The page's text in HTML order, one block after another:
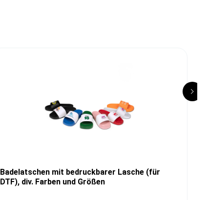
Badelatschen mit bedruckbarer Lasche (für
DTF), div. Farben und Größen